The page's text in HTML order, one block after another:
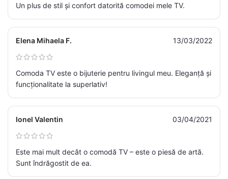
Un plus de stil și confort datorită comodei mele TV.
Elena Mihaela F. 13/03/2022
Comoda TV este o bijuterie pentru livingul meu. Eleganță și
funcționalitate la superlativ!
Ionel Valentin 03/04/2021
Este mai mult decât o comodă TV – este o piesă de artă.
Sunt îndrăgostit de ea.